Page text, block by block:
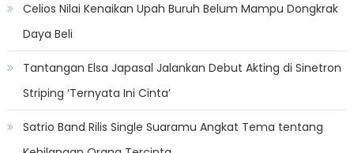
Celios Nilai Kenaikan Upah Buruh Belum Mampu Dongkrak
Daya Beli
Tantangan Elsa Japasal Jalankan Debut Akting di Sinetron
Striping ‘Ternyata Ini Cinta’
Satrio Band Rilis Single Suaramu Angkat Tema tentang